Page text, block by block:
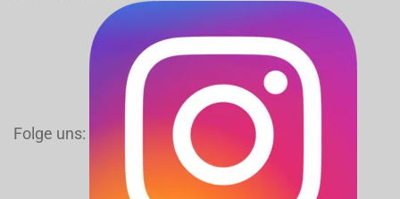
Folge uns: